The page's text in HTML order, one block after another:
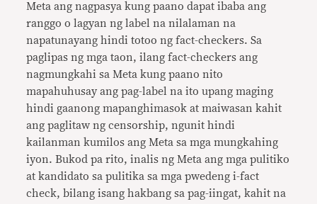
Meta ang nagpasya kung paano dapat ibaba ang
ranggo o lagyan ng label na nilalaman na
napatunayang hindi totoo ng fact-checkers. Sa
paglipas ng mga taon, ilang fact-checkers ang
nagmungkahi sa Meta kung paano nito
mapahuhusay ang pag-label na ito upang maging
hindi gaanong mapanghimasok at maiwasan kahit
ang paglitaw ng censorship, ngunit hindi
kailanman kumilos ang Meta sa mga mungkahing
iyon. Bukod pa rito, inalis ng Meta ang mga pulitiko
at kandidato sa pulitika sa mga pwedeng i-fact
check, bilang isang hakbang sa pag-iingat, kahit na